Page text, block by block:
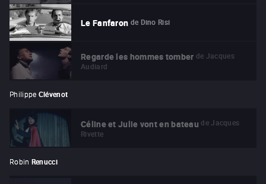
Le Fanfaron de Dino Risi
Regarde les hommes tomber de Jacques
Audiard
Philippe Clévenot
Céline et Julie vont en bateau de Jacques
Rivette
Robin Renucci